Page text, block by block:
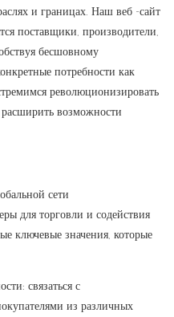
и границах. Наш веб -сайт
поставщики, производители,
бесшовному
потребности как
революционизировать
возможности
сети
для торговли и содействия
ключевые значения, которые
связаться с
из различных